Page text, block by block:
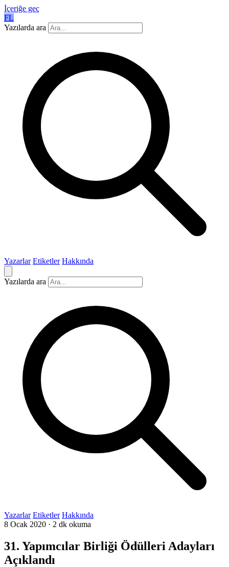
İçeriğe geç
FL
Yazılarda ara
Yazarlar Etiketler Hakkında
Yazılarda ara
Yazarlar Etiketler Hakkında
8 Ocak 2020 · 2 dk okuma
31. Yapımcılar Birliği Ödülleri Adayları
Açıklandı